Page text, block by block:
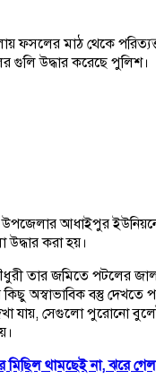
ফসলের মাঠ থেকে
গুলি উদ্ধার করেছে পুলিশ।
উপজেলার আধাইপুর
করা হয়।
তার জমিতে পটলের
অস্বাভাবিক বস্তু দেখতে
যায়, সেগুলো পুরোনো
থামছেই না, ঝরে